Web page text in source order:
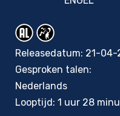
Releasedatum: 21-04-
Gesproken talen:
Nederlands
Looptijd: 1 uur 28